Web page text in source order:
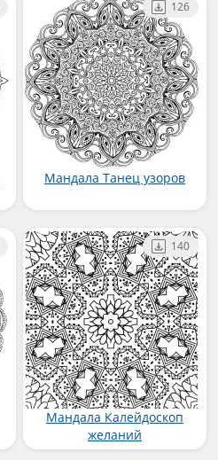
Мандала Танец узоров
126
Мандала Калейдоскоп
желаний
140